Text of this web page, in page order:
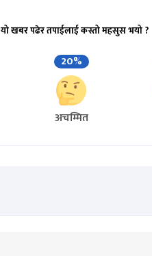
यो खबर पढेर तपाईलाई कस्तो महसुस भयो ?
20%
अचम्मित